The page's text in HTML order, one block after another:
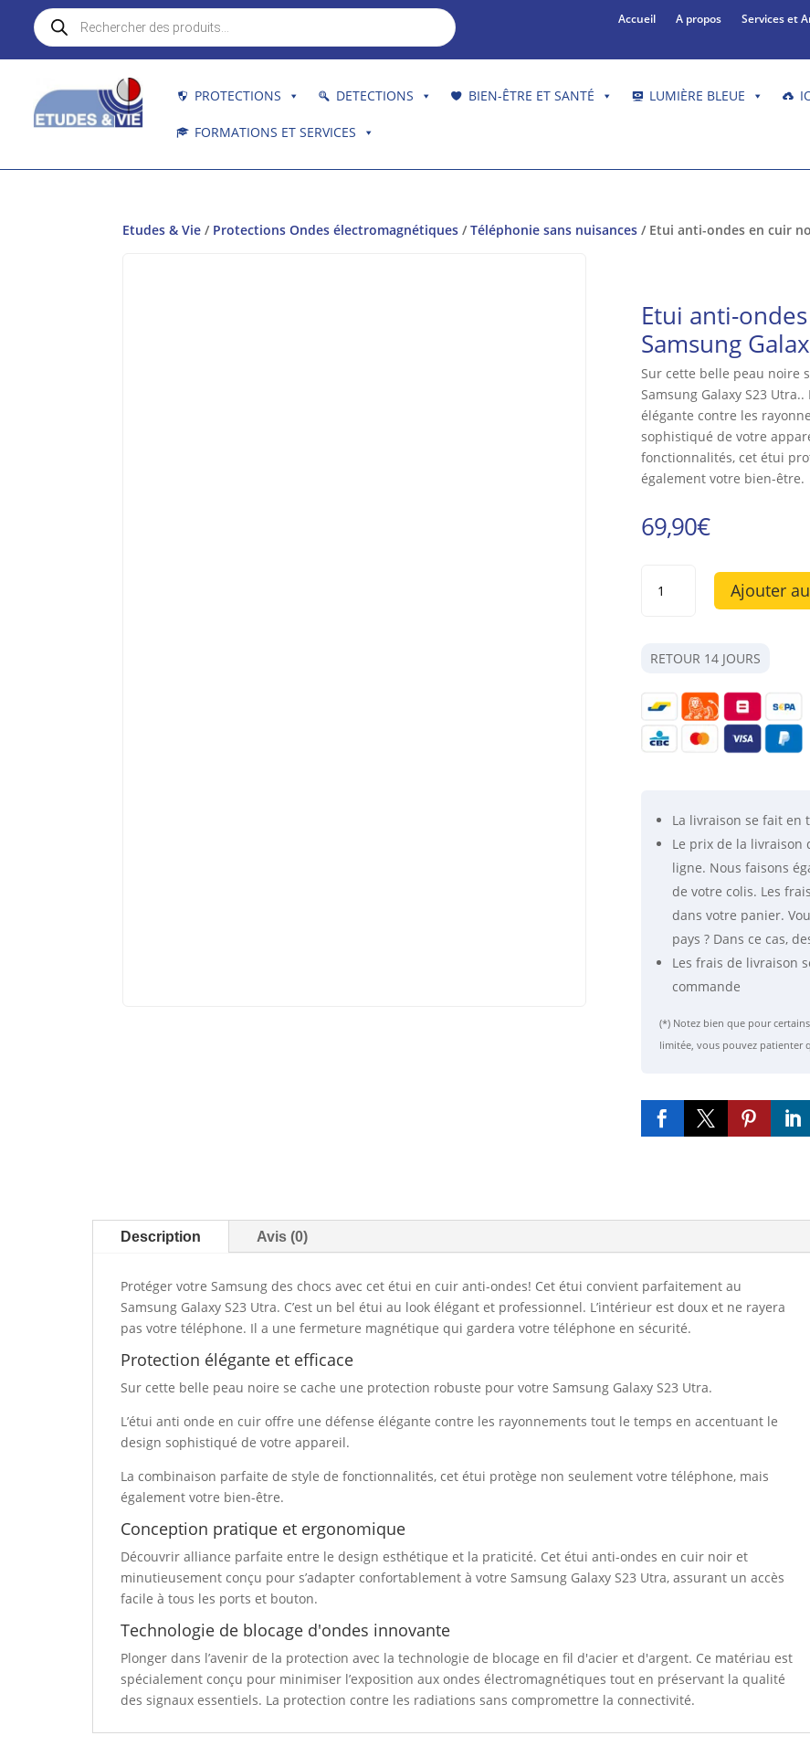
Recherche
de
produits
Accueil A propos Services et
PROTECTIONS DETECTIONS BIEN-ÊTRE ET SANTÉ LUMIÈRE BLEUE
FORMATIONS ET SERVICES
Etudes & Vie / Protections Ondes électromagnétiques /Téléphonie sans nuisances / Etui anti-ondes en cuir
Etui anti-
Samsung
Sur cette belle peau noire
Samsung Galaxy S23
élégante contre les
sophistiqué de votre
fonctionnalités, cet étui
également votre bien-être.
69,90€
ondes
cuir
noir
pour
Ultra
Ajouter
RETOUR 14 JOURS
La livraison se fait en
Le prix de la livraison
ligne. Nous faisons
de votre colis. Les
dans votre panier.
pays ? Dans ce cas,
Les frais de livraison
commande
(*) Notez bien que pour
limitée, vous pouvez patienter
   
Description Avis (0)
Protéger votre Samsung des chocs avec cet étui en cuir anti-ondes! Cet étui convient parfaitement au
Samsung Galaxy S23 Utra. C’est un bel étui au look élégant et professionnel. L’intérieur est doux et ne rayera
pas votre téléphone. Il a une fermeture magnétique qui gardera votre téléphone en sécurité.
Protection élégante et efficace
Sur cette belle peau noire se cache une protection robuste pour votre Samsung Galaxy S23 Utra.
L’étui anti onde en cuir offre une défense élégante contre les rayonnements tout le temps en accentuant le
design sophistiqué de votre appareil.
La combinaison parfaite de style de fonctionnalités, cet étui protège non seulement votre téléphone, mais
également votre bien-être.
Conception pratique et ergonomique
Découvrir alliance parfaite entre le design esthétique et la praticité. Cet étui anti-ondes en cuir noir et
minutieusement conçu pour s’adapter confortablement à votre Samsung Galaxy S23 Utra, assurant un accès
facile à tous les ports et bouton.
Technologie de blocage d'ondes innovante
Plonger dans l’avenir de la protection avec la technologie de blocage en fil d'acier et d'argent. Ce matériau est
spécialement conçu pour minimiser l’exposition aux ondes électromagnétiques tout en préservant la qualité
des signaux essentiels. La protection contre les radiations sans compromettre la connectivité.